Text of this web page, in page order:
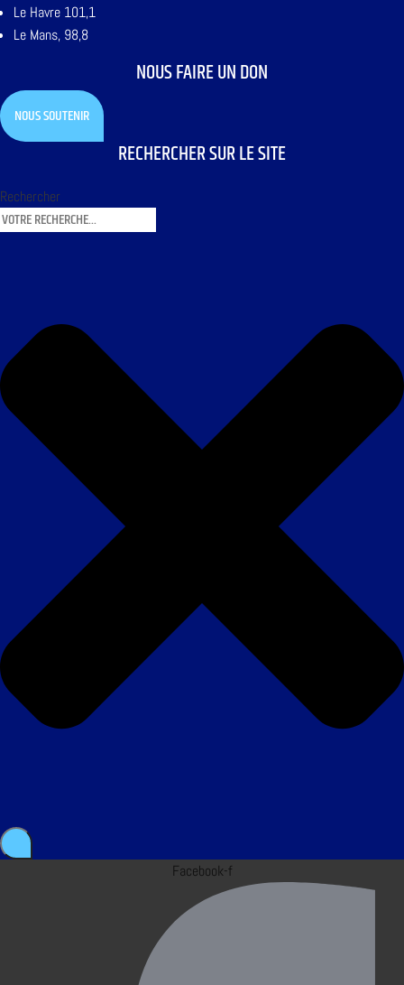
Le Havre 101,1
Le Mans, 98,8
NOUS FAIRE UN DON
NOUS SOUTENIR
RECHERCHER SUR LE SITE
Rechercher
Facebook-f